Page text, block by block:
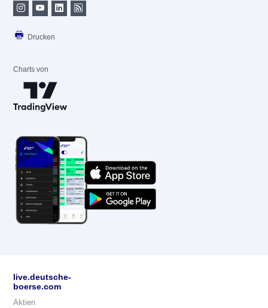
Drucken
Charts von
live.deutsche-
boerse.com
Aktien